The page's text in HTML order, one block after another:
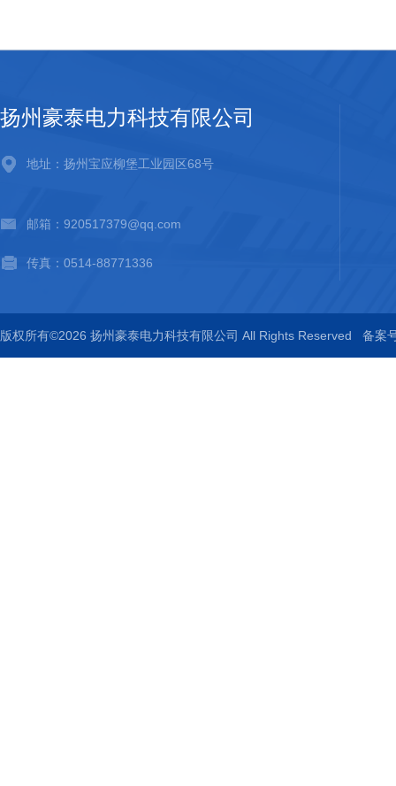
扬州豪泰电力科技有限公司
地址：扬州宝应柳堡工业园区68号
邮箱：920517379@qq.com
传真：0514-88771336
版权所有©2026 扬州豪泰电力科技有限公司 All Rights Reserved 备案